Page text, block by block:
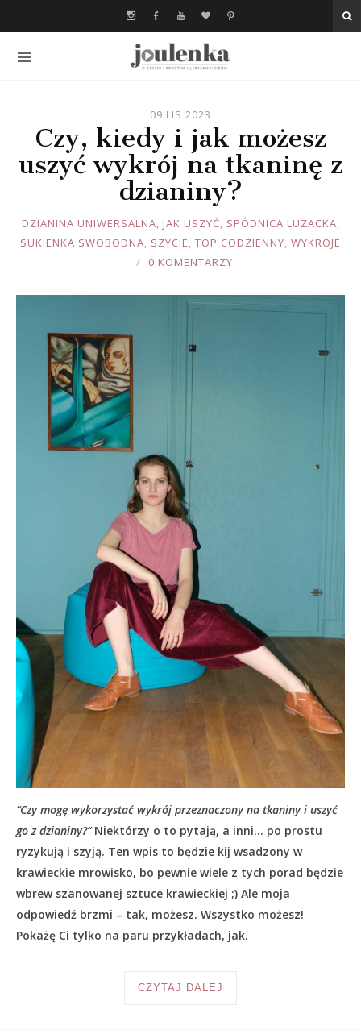
09 LIS 2023
Czy, kiedy i jak możesz
uszyć wykrój na tkaninę z
dzianiny?
JOULE
DZIANINA UNIWERSALNA, JAK USZYĆ, SPÓDNICA LUZACKA,
SUKIENKA SWOBODNA, SZYCIE, TOP CODZIENNY, WYKROJE
0 KOMENTARZY
“Czy mogę wykorzystać wykrój przeznaczony na tkaniny i uszyć
go z dzianiny?”Niektórzy o to pytają, a inni… po prostu
ryzykują i szyją. Ten wpis to będzie kij wsadzony w
krawieckie mrowisko, bo pewnie wiele z tych porad będzie
wbrew szanowanej sztuce krawieckiej ;) Ale moja
odpowiedź brzmi – tak, możesz. Wszystko możesz!
Pokażę Ci tylko na paru przykładach, jak.
CZYTAJ DALEJ